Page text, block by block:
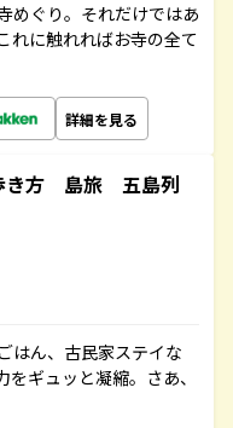
めぐり。それだけではあ
れに触れればお寺の全て
詳細を見る
き方 島旅 五島列
はん、古民家ステイな
ギュッと凝縮。さあ、